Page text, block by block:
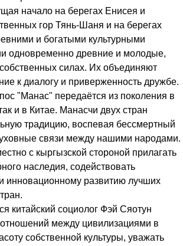
начало на берегах Енисея и
гор Тянь-Шаня и на берегах
и богатыми культурными
одновременно древние и молодые,
силах. Их объединяют
к диалогу и приверженность дружбе.
"Манас" передаётся из поколения в
и в Китае. Манасчи двух стран
традицию, воспевая бессмертный
связи между нашими народами.
с кыргызской стороной прилагать
наследия, содействовать
инновационному развитию лучших
китайский социолог Фэй Сяотун
между цивилизациями в
собственной культуры, уважать